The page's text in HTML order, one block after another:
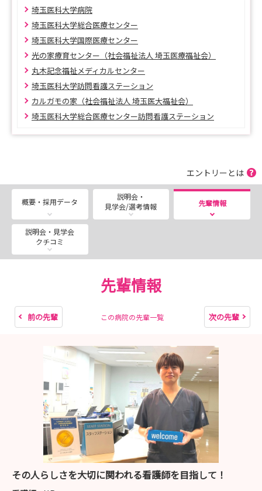
約はこちら♪】
https://docs.google.com/forms/d/e/1FAIpQLScZFneQY
McmKO-
vJWtu7QQkLUob3RXpFNRJzK9k9w_pU7wESw/viewfor
m?usp=sf_link
★採用試験について
2027年4月採用のご応募は、埼玉医科大学マイページ
※最終試験日は、8月22日を予定しています。
【2027年4月にご入職の方向け 埼玉医科大学マイペ
ージ （新卒＆既卒）】
https://mypage.3070.i-webs.jp/saitama-
med2027/
す。
新卒の方：一次試験（書類選考）・二次試験（小
論文、面接（対面））
既卒の方：一次試験（書類選考）・二次試験（面
★インスタグラム（看護部リクルート）
先輩紹介や病棟の雰囲気をお届けしています。
https://www.instagram.com/smug.kango?
igsh=MW9kYXJvZGNsd2F6OQ%3D%3D&utm_source=q
r
埼玉医科大学病院
埼玉医科大学総合医療センター
埼玉医科大学国際医療センター
光の家療育センター（社会福祉法人 埼玉医療福祉会）
丸木記念福祉メディカルセンター
埼玉医科大学訪問看護ステーション
カルガモの家（社会福祉法人 埼玉医大福祉会）
埼玉医科大学総合医療センター訪問看護ステーション
エントリーとは
概要・採用データ
説明会・
見学会/選考情報
先輩情報
説明会・見学会
クチコミ
先輩情報
前の先輩 この病院の先輩一覧 次の先輩
その人らしさを大切に関われる看護師を目指して！